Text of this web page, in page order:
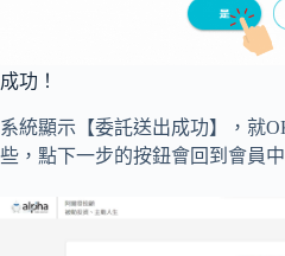
成功！
系統顯示【委託送出成功】，就
些，點下一步的按鈕會回到會員中